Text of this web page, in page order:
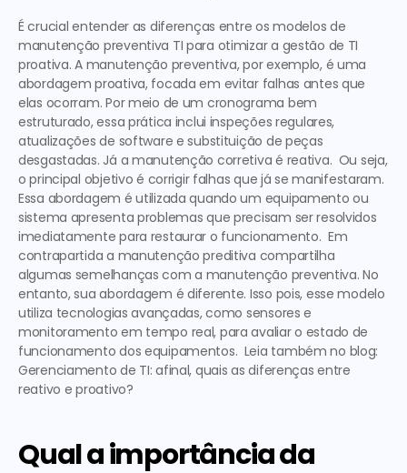
manutenção preventiva TI para otimizar a gestão de TI
proativa. A manutenção preventiva, por exemplo, é uma
abordagem proativa, focada em evitar falhas antes que
elas ocorram. Por meio de um cronograma bem
estruturado, essa prática inclui inspeções regulares,
atualizações de software e substituição de peças
desgastadas. Já a manutenção corretiva é reativa.  Ou seja,
o principal objetivo é corrigir falhas que já se manifestaram.
Essa abordagem é utilizada quando um equipamento ou
sistema apresenta problemas que precisam ser resolvidos
imediatamente para restaurar o funcionamento.  Em
contrapartida a manutenção preditiva compartilha
algumas semelhanças com a manutenção preventiva. No
entanto, sua abordagem é diferente. Isso pois, esse modelo
utiliza tecnologias avançadas, como sensores e
monitoramento em tempo real, para avaliar o estado de
Gerenciamento de TI: afinal, quais as diferenças entre
reativo e proativo?
Qual a importância da